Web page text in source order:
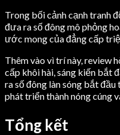
Trong bối cảnh cạnh tranh
đưa ra số đông mô phỏng
ước mong của đẳng cấp
Thêm vào vì trí này, review
cấp khôi hài, sáng kiến bắt
ra số đông làn sóng bắt đầu
phát triển thành nóng cúng
Tổng kết